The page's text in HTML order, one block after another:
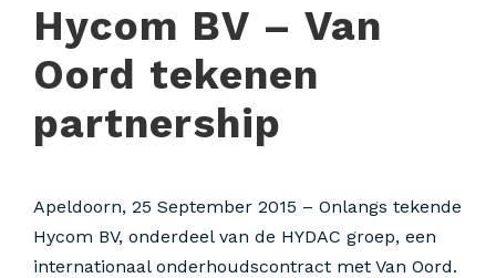
Hycom BV – Van
Oord tekenen
partnership
Apeldoorn, 25 September 2015 – Onlangs tekende
Hycom BV, onderdeel van de HYDAC groep, een
internationaal onderhoudscontract met Van Oord.